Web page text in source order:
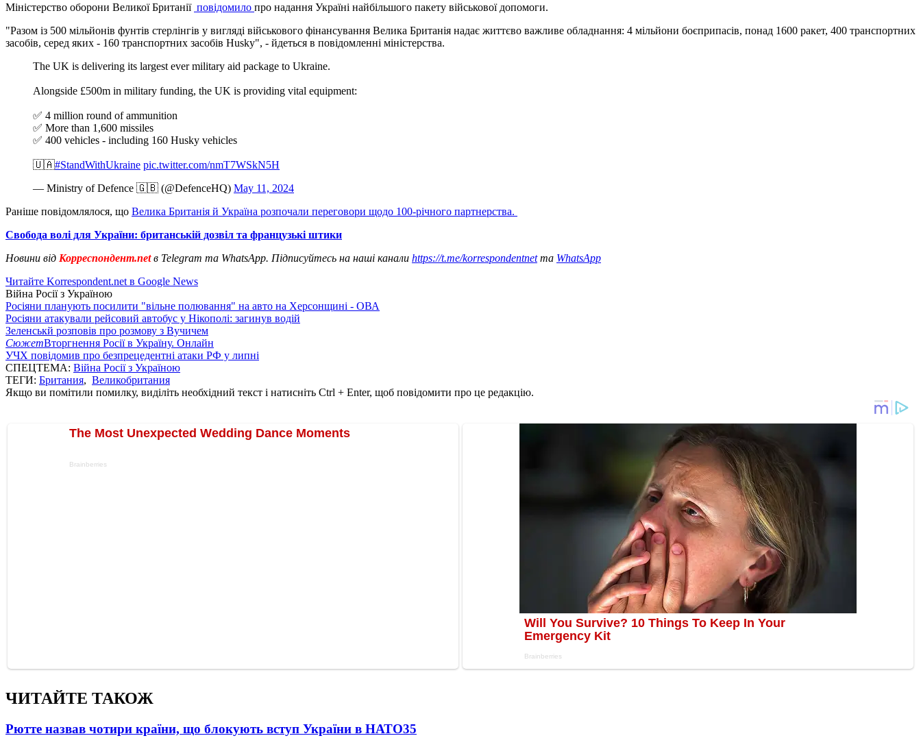
Міністерство оборони Великої Британії повідомило про надання Україні найбільшого пакету військової допомоги.
"Разом із 500 мільйонів фунтів стерлінгів у вигляді військового фінансування Велика Британія надає життєво важливе обладнання: 4 мільйони боєприпасів, понад 1600 ракет, 400 транспортних
засобів, серед яких - 160 транспортних засобів Husky", - йдеться в повідомленні міністерства.
The UK is delivering its largest ever military aid package to Ukraine.
Alongside £500m in military funding, the UK is providing vital equipment:
✅ 4 million round of ammunition
✅ More than 1,600 missiles
✅ 400 vehicles - including 160 Husky vehicles
🇺🇦#StandWithUkraine pic.twitter.com/nmT7WSkN5H
— Ministry of Defence 🇬🇧 (@DefenceHQ) May 11, 2024
Раніше повідомлялося, що Велика Британія й Україна розпочали переговори щодо 100-річного партнерства.
Свобода волі для України: британській дозвіл та французькі штики
Новини від Корреспондент.netв Telegram та WhatsApp. Підписуйтесь на наші канали https://t.me/korrespondentnetта WhatsApp
Читайте Korrespondent.net в Google News
Війна Росії з Україною
Росіяни планують посилити "вільне полювання" на авто на Херсонщині - ОВА
Росіяни атакували рейсовий автобус у Нікополі: загинув водій
Зеленськй розповів про розмову з Вучичем
СюжетВторгнення Росії в Україну. Онлайн
УЧХ повідомив про безпрецедентні атаки РФ у липні
СПЕЦТЕМА: Війна Росії з Україною
ТЕГИ: Британия, Великобритания
Якщо ви помітили помилку, виділіть необхідний текст і натисніть Ctrl + Enter, щоб повідомити про це редакцію.
ЧИТАЙТЕ ТАКОЖ
Рютте назвав чотири країни, що блокують вступ України в НАТО35